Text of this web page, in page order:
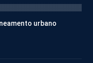
urbano